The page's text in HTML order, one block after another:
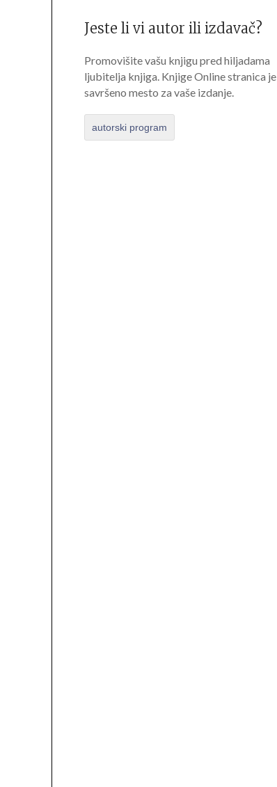
Jeste li vi autor ili izdavač?
Promovišite vašu knjigu pred hiljadama
ljubitelja knjiga. Knjige Online stranica je
savršeno mesto za vaše izdanje.
autorski program